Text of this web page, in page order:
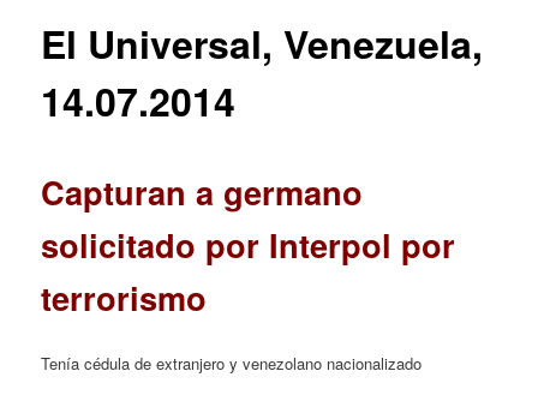
El Universal, Venezuela,
14.07.2014
Capturan a germano
solicitado por Interpol por
terrorismo
Tenía cédula de extranjero y venezolano nacionalizado